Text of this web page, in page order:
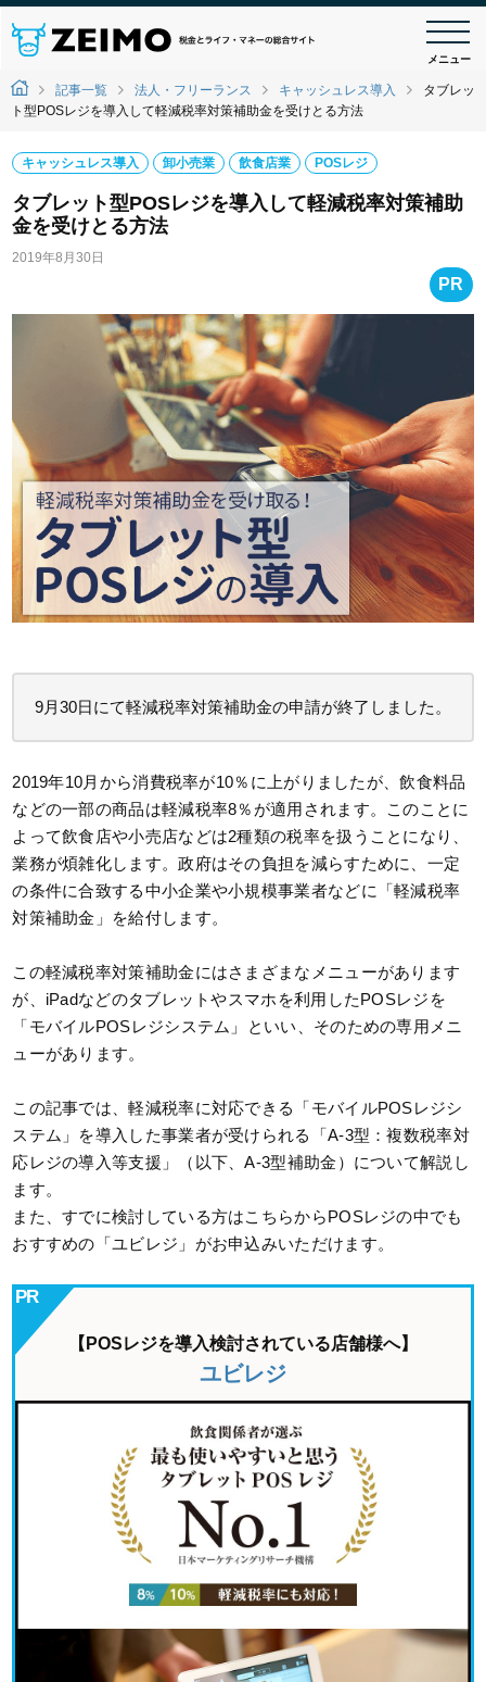
メニュー
記事一覧 法人・フリーランス キャッシュレス導入
タブレッ
ト型POSレジを導入して軽減税率対策補助金を受けとる方法
キャッシュレス導入 卸小売業 飲食店業 POSレジ
タブレット型POSレジを導入して軽減税率対策補助
金を受けとる方法
2019年8月30日
PR
9月30日にて軽減税率対策補助金の申請が終了しました。
2019年10月から消費税率が10％に上がりましたが、飲食料品
などの一部の商品は軽減税率8％が適用されます。このことに
よって飲食店や小売店などは2種類の税率を扱うことになり、
業務が煩雑化します。政府はその負担を減らすために、一定
の条件に合致する中小企業や小規模事業者などに「軽減税率
対策補助金」を給付します。
この軽減税率対策補助金にはさまざまなメニューがあります
が、iPadなどのタブレットやスマホを利用したPOSレジを
「モバイルPOSレジシステム」といい、そのための専用メニ
ューがあります。
この記事では、軽減税率に対応できる「モバイルPOSレジシ
ステム」を導入した事業者が受けられる「A-3型：複数税率対
応レジの導入等支援」（以下、A-3型補助金）について解説し
ます。
また、すでに検討している方はこちらからPOSレジの中でも
おすすめの「ユビレジ」がお申込みいただけます。
【POSレジを導入検討されている店舗様へ】
ユビレジ